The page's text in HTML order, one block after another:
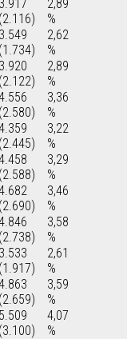
3.917
(2.116)
2,89
%
3.549
(1.734)
2,62
%
3.920
(2.122)
2,89
%
(2.580)
3,36
%
(2.445)
3,22
%
(2.588)
3,29
%
(2.690)
3,46
%
(2.738)
3,58
%
3.533
(1.917)
2,61
%
(2.659)
3,59
%
5.509
(3.100)
4,07
%